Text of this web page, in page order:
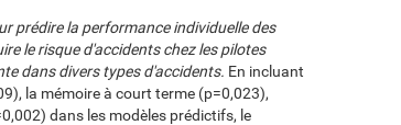
prédire la performance individuelle des
le risque d'accidents chez les pilotes
dans divers types d'accidents. En incluant
la mémoire à court terme (p=0,023),
dans les modèles prédictifs, le